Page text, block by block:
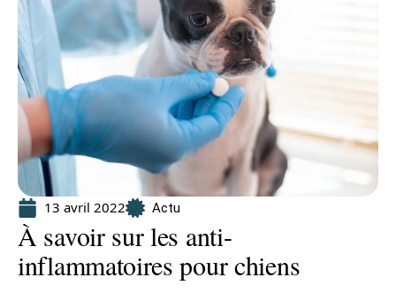
13 avril 2022 Actu
À savoir sur les anti-
inflammatoires pour chiens